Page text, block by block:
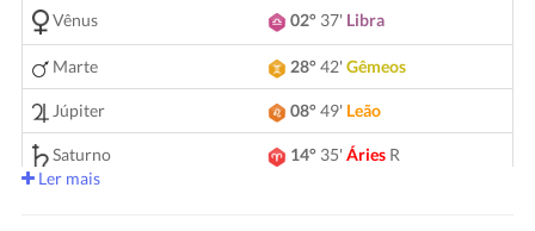
Vênus 02° 37' Libra
Marte 28°42'Gêmeos
Júpiter 08°49' Leão
Saturno 14° 35'Áries R
Ler mais